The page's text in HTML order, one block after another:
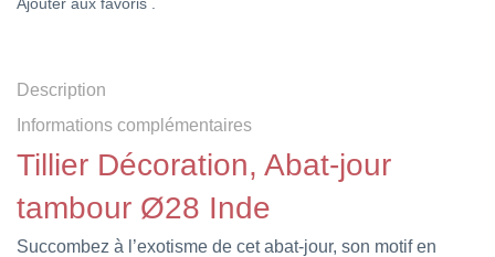
Description
Informations complémentaires
Tillier Décoration, Abat-jour
tambour Ø28 Inde
Succombez à l’exotisme de cet abat-jour, son motif en